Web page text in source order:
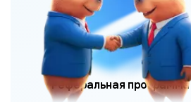
Реферальная программа